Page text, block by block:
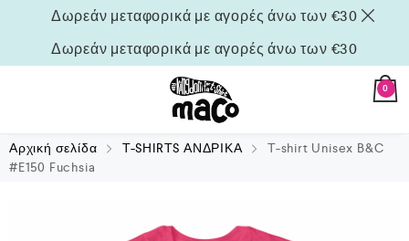
Δωρεάν μεταφορικά με αγορές άνω των €30
Δωρεάν μεταφορικά με αγορές άνω των €30
0
Αρχική σελίδα T-SHIRTS ΑΝΔΡΙΚΑ
T-shirt Unisex B&C
#E150 Fuchsia